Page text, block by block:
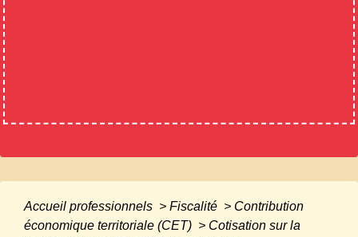
Accueil professionnels > Fiscalité > Contribution
économique territoriale (CET) > Cotisation sur la